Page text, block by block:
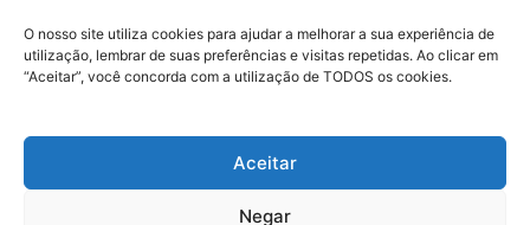
O nosso site utiliza cookies para ajudar a melhorar a sua experiência de
utilização, lembrar de suas preferências e visitas repetidas. Ao clicar em
“Aceitar”, você concorda com a utilização de TODOS os cookies.
Aceitar
Negar
© 2025 A Província do Pará CNPJ: 04.901.141/0001-36 End .
Trav. Quintino Bocaiuva 2301, Ed. Rogério Fernandez – Sala